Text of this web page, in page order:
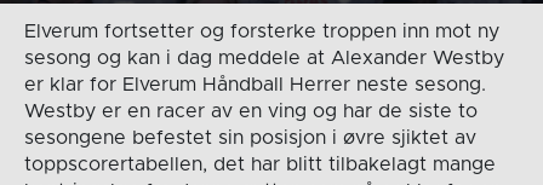
Elverum fortsetter og forsterke troppen inn mot ny
sesong og kan i dag meddele at Alexander Westby
er klar for Elverum Håndball Herrer neste sesong.
Westby er en racer av en ving og har de siste to
sesongene befestet sin posisjon i øvre sjiktet av
toppscorertabellen, det har blitt tilbakelagt mange